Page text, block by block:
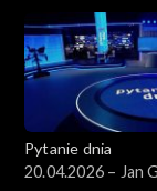
Pytanie dnia
20.04.2026 – Jan